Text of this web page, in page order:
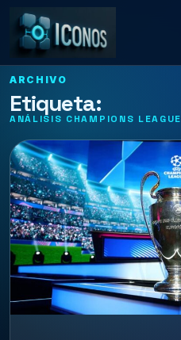
ARCHIVO
Etiqueta:
ANÁLISIS CHAMPIONS LEAGUE